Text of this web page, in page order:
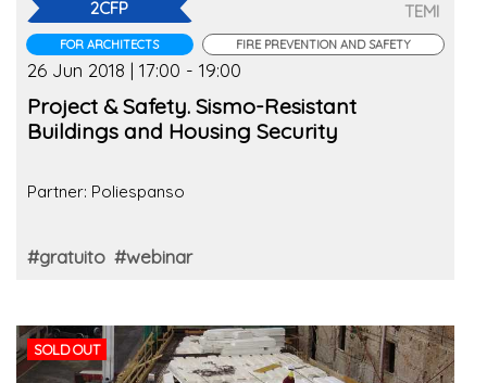
2CFP
FOR ARCHITECTS
TEMI
FIRE PREVENTION AND SAFETY
26 Jun 2018 | 17:00 - 19:00
Project & Safety. Sismo-Resistant
Buildings and Housing Security
Partner: Poliespanso
#gratuito #webinar
SOLD OUT